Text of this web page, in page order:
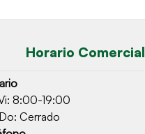
Horario Comercial
8:00-19:00
Cerrado